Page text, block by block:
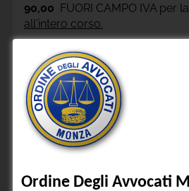
90,00 FUORI CAMPO IVA per la
all'intero corso.
LOCANDINA.
Condividi